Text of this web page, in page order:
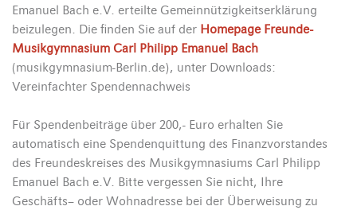
Emanuel Bach e.V. erteilte Gemeinnützigkeitserklärung
beizulegen. Die finden Sie auf der Homepage Freunde-
Musikgymnasium Carl Philipp Emanuel Bach
(musikgymnasium-Berlin.de), unter Downloads:
Vereinfachter Spendennachweis
Für Spendenbeiträge über 200,- Euro erhalten Sie
automatisch eine Spendenquittung des Finanzvorstandes
des Freundeskreises des Musikgymnasiums Carl Philipp
Emanuel Bach e.V. Bitte vergessen Sie nicht, Ihre
Geschäfts– oder Wohnadresse bei der Überweisung zu